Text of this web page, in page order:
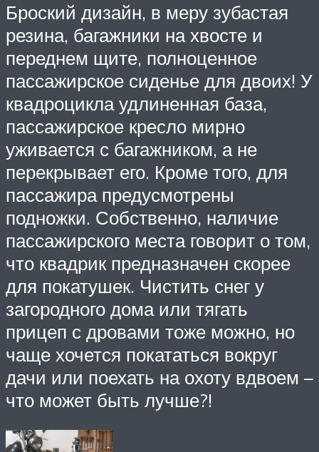
Броский дизайн, в меру зубастая
резина, багажники на хвосте и
переднем щите, полноценное
пассажирское сиденье для двоих! У
квадроцикла удлиненная база,
пассажирское кресло мирно
уживается с багажником, а не
перекрывает его. Кроме того, для
пассажира предусмотрены
подножки. Собственно, наличие
пассажирского места говорит о том,
что квадрик предназначен скорее
для покатушек. Чистить снег у
загородного дома или тягать
прицеп с дровами тоже можно, но
чаще хочется покататься вокруг
дачи или поехать на охоту вдвоем –
что может быть лучше?!